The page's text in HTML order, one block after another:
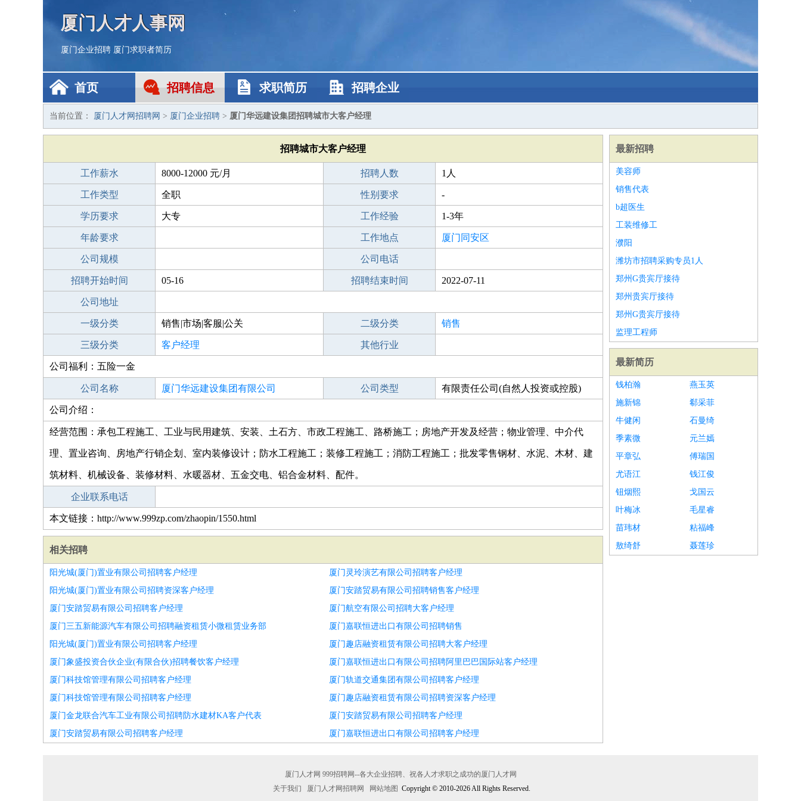
厦门人才人事网
厦门企业招聘 厦门求职者简历
首页 招聘信息 求职简历 招聘企业
当前位置： 厦门人才网招聘网 > 厦门企业招聘 > 厦门华远建设集团招聘城市大客户经理
招聘城市大客户经理
工作薪水 8000-12000 元/月 招聘人数 1人
工作类型 全职 性别要求 -
学历要求 大专 工作经验 1-3年
年龄要求 工作地点 厦门同安区
公司规模 公司电话
招聘开始时间 05-16 招聘结束时间 2022-07-11
公司地址
一级分类 销售|市场|客服|公关 二级分类 销售
三级分类 客户经理 其他行业
公司福利：五险一金
公司名称 厦门华远建设集团有限公司 公司类型 有限责任公司(自然人投资或控股)
公司介绍：
经营范围：承包工程施工、工业与民用建筑、安装、土石方、市政工程施工、路桥施工；房地产开发及经营；物业管理、中介代
理、置业咨询、房地产行销企划、室内装修设计；防水工程施工；装修工程施工；消防工程施工；批发零售钢材、水泥、木材、建
筑材料、机械设备、装修材料、水暖器材、五金交电、铝合金材料、配件。
企业联系电话
本文链接：http://www.999zp.com/zhaopin/1550.html
相关招聘
阳光城(厦门)置业有限公司招聘客户经理
厦门灵玲演艺有限公司招聘客户经理
阳光城(厦门)置业有限公司招聘资深客户经理
厦门安踏贸易有限公司招聘销售客户经理
厦门安踏贸易有限公司招聘客户经理
厦门航空有限公司招聘大客户经理
厦门三五新能源汽车有限公司招聘融资租赁小微租赁业务部
厦门嘉联恒进出口有限公司招聘销售
阳光城(厦门)置业有限公司招聘客户经理
厦门趣店融资租赁有限公司招聘大客户经理
厦门象盛投资合伙企业(有限合伙)招聘餐饮客户经理
厦门嘉联恒进出口有限公司招聘阿里巴巴国际站客户经理
厦门科技馆管理有限公司招聘客户经理
厦门轨道交通集团有限公司招聘客户经理
厦门科技馆管理有限公司招聘客户经理
厦门趣店融资租赁有限公司招聘资深客户经理
厦门金龙联合汽车工业有限公司招聘防水建材KA客户代表
厦门安踏贸易有限公司招聘客户经理
厦门安踏贸易有限公司招聘客户经理
厦门嘉联恒进出口有限公司招聘客户经理
最新招聘
美容师
销售代表
b超医生
工装维修工
濮阳
潍坊市招聘采购专员1人
郑州G贵宾厅接待
郑州贵宾厅接待
郑州G贵宾厅接待
监理工程师
最新简历
钱柏瀚
燕玉英
施新锦
郗采菲
牛健闲
石曼绮
季素微
元兰嫣
平章弘
傅瑞国
尤语江
钱江俊
钮烟熙
戈国云
叶梅冰
毛星睿
苗玮材
粘福峰
敖绮舒
聂莲珍
厦门人才网 999招聘网--各大企业招聘、祝各人才求职之成功的厦门人才网
关于我们
厦门人才网招聘网 网站地图 Copyright © 2010-2026 All Rights Reserved.